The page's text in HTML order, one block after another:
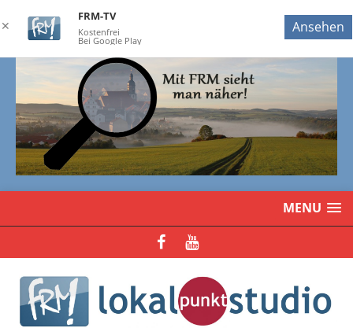
MENU
✕
FRM-TV
Kostenfrei
Bei Google Play
Ansehen